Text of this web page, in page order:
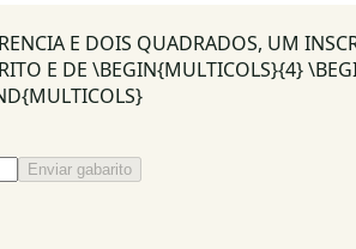
E DOIS QUADRADOS, UM
E DE \BEGIN{MULTICOLS}{4}
Enviar gabarito